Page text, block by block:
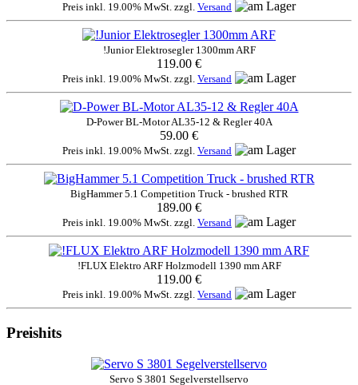
Preis inkl. 19.00% MwSt. zzgl. Versand
!Junior Elektrosegler 1300mm ARF
119.00 €
Preis inkl. 19.00% MwSt. zzgl. Versand
D-Power BL-Motor AL35-12 & Regler 40A
59.00 €
Preis inkl. 19.00% MwSt. zzgl. Versand
BigHammer 5.1 Competition Truck - brushed RTR
189.00 €
Preis inkl. 19.00% MwSt. zzgl. Versand
!FLUX Elektro ARF Holzmodell 1390 mm ARF
119.00 €
Preis inkl. 19.00% MwSt. zzgl. Versand
Preishits
Servo S 3801 Segelverstellservo